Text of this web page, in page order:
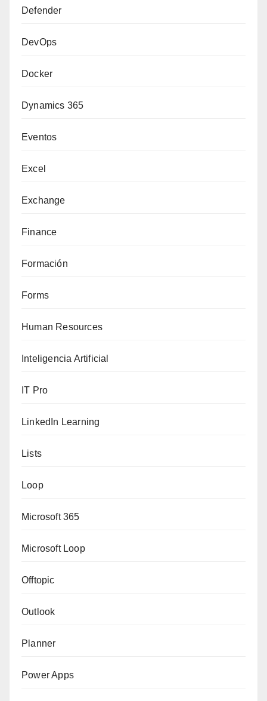
Defender
DevOps
Docker
Dynamics 365
Eventos
Excel
Exchange
Finance
Formación
Forms
Human Resources
Inteligencia Artificial
IT Pro
LinkedIn Learning
Lists
Loop
Microsoft 365
Microsoft Loop
Offtopic
Outlook
Planner
Power Apps